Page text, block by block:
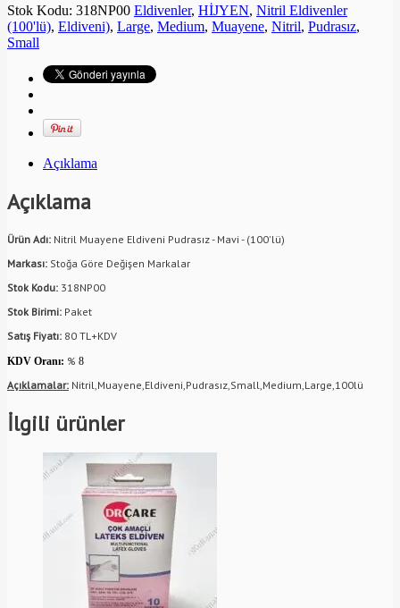
Stok Kodu: 318NP00 Eldivenler, HİJYEN, Nitril Eldivenler
(100'lü), Eldiveni), Large, Medium, Muayene, Nitril, Pudrasız,
Small
Açıklama
Açıklama
Ürün Adı: Nitril Muayene Eldiveni Pudrasız - Mavi - (100'lü)
Markası: Stoğa Göre Değişen Markalar
Stok Kodu: 318NP00
Stok Birimi: Paket
Satış Fiyatı: 80 TL+KDV
KDV Oranı: % 8
Açıklamalar: Nitril,Muayene,Eldiveni,Pudrasız,Small,Medium,Large,100lü
İlgili ürünler